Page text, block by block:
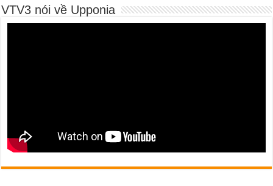
VTV3 nói về Upponia